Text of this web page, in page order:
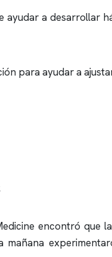
a desarrollar
para ayudar a
encontró que